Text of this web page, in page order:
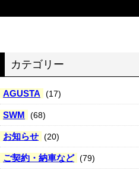
カテゴリー
AGUSTA (17)
SWM (68)
お知らせ (20)
ご契約・納車など (79)